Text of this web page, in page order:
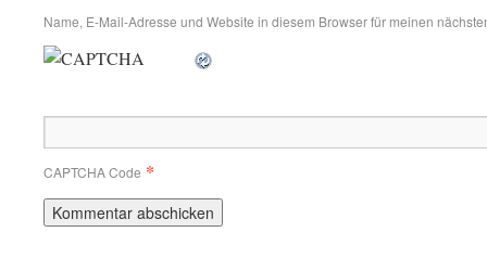
Name, E-Mail-Adresse und Website in diesem Browser für meinen
CAPTCHA Code *